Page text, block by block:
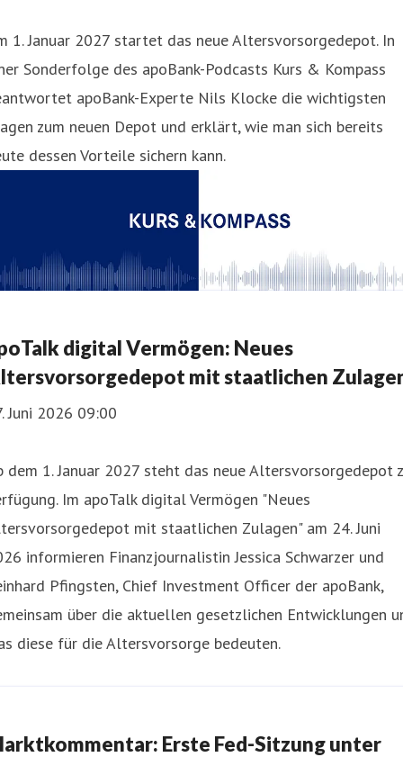
1. Januar 2027 startet das neue Altersvorsorgedepot. In
Sonderfolge des apoBank-Podcasts Kurs & Kompass
apoBank-Experte Nils Klocke die wichtigsten
zum neuen Depot und erklärt, wie man sich bereits
dessen Vorteile sichern kann.
digital Vermögen: Neues
mit staatlichen
Juni 2026 09:00
dem 1. Januar 2027 steht das neue Altersvorsorgedepot
Im apoTalk digital Vermögen "Neues
mit staatlichen Zulagen" am 24. Juni
informieren Finanzjournalistin Jessica Schwarzer und
Pfingsten, Chief Investment Officer der apoBank,
über die aktuellen gesetzlichen Entwicklungen
diese für die Altersvorsorge bedeuten.
Erste Fed-Sitzung unter